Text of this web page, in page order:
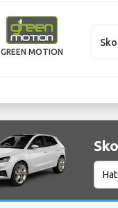
GREEN MOTION